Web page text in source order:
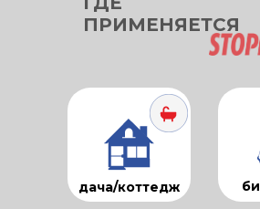
ПРИМЕНЯЕТСЯ
дача/коттедж